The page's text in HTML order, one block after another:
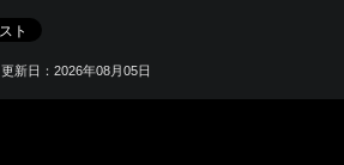
更新日：2026年08月05日